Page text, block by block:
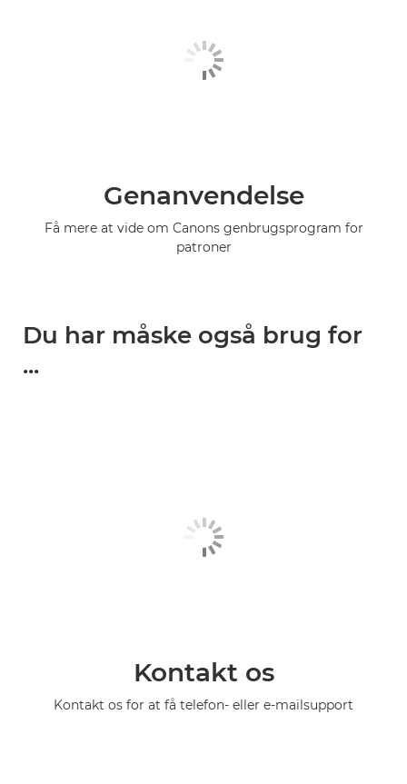
Genanvendelse
Få mere at vide om Canons genbrugsprogram for
patroner
Du har måske også brug for
...
Kontakt os
Kontakt os for at få telefon- eller e-mailsupport